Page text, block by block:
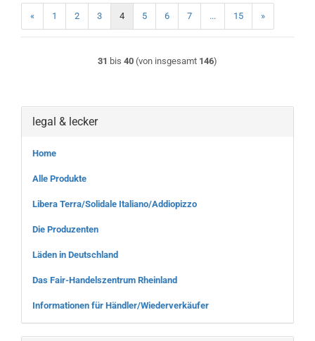
« 1 2 3 4 5 6 7 ... 15 »
31 bis 40 (von insgesamt 146)
legal & lecker
Home
Alle Produkte
Libera Terra/Solidale Italiano/Addiopizzo
Die Produzenten
Läden in Deutschland
Das Fair-Handelszentrum Rheinland
Informationen für Händler/Wiederverkäufer